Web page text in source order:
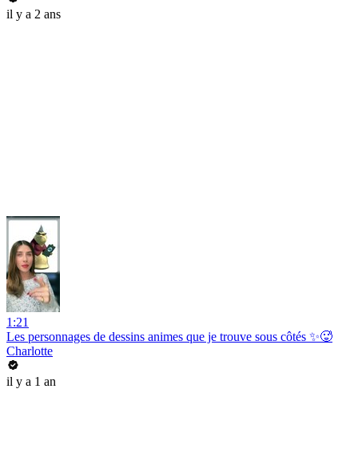
il y a 2 ans
1:21
Les personnages de dessins animes que je trouve sous côtés ✨🥵
Charlotte
il y a 1 an